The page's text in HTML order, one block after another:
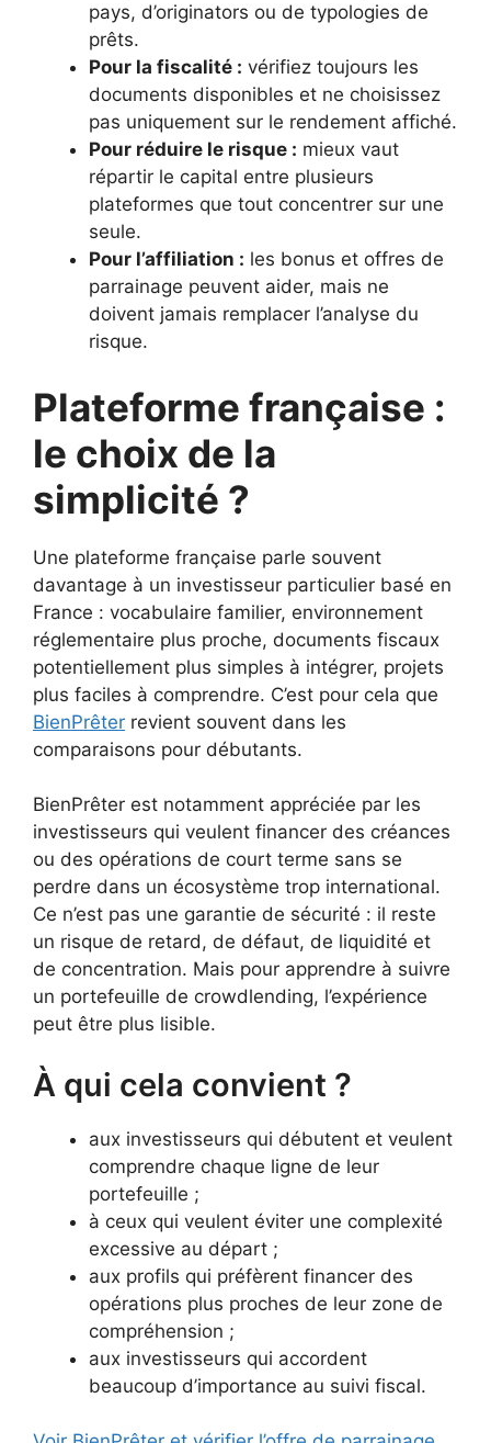
pays, d’originators ou de typologies de
prêts.
Pour la fiscalité : vérifiez toujours les
documents disponibles et ne choisissez
pas uniquement sur le rendement affiché.
Pour réduire le risque : mieux vaut
répartir le capital entre plusieurs
plateformes que tout concentrer sur une
seule.
Pour l’affiliation : les bonus et offres de
parrainage peuvent aider, mais ne
doivent jamais remplacer l’analyse du
risque.
Plateforme française :
le choix de la
simplicité ?
Une plateforme française parle souvent
davantage à un investisseur particulier basé en
France : vocabulaire familier, environnement
réglementaire plus proche, documents fiscaux
potentiellement plus simples à intégrer, projets
plus faciles à comprendre. C’est pour cela que
BienPrêter revient souvent dans les
comparaisons pour débutants.
BienPrêter est notamment appréciée par les
investisseurs qui veulent financer des créances
ou des opérations de court terme sans se
perdre dans un écosystème trop international.
Ce n’est pas une garantie de sécurité : il reste
un risque de retard, de défaut, de liquidité et
de concentration. Mais pour apprendre à suivre
un portefeuille de crowdlending, l’expérience
peut être plus lisible.
À qui cela convient ?
aux investisseurs qui débutent et veulent
comprendre chaque ligne de leur
portefeuille ;
à ceux qui veulent éviter une complexité
excessive au départ ;
aux profils qui préfèrent financer des
opérations plus proches de leur zone de
compréhension ;
aux investisseurs qui accordent
beaucoup d’importance au suivi fiscal.